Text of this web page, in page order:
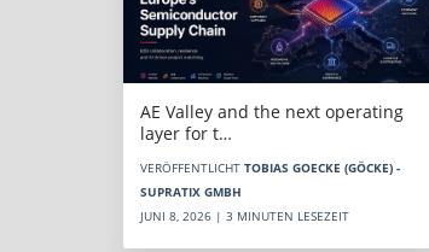
AE Valley and the next operating
layer for t…
VERÖFFENTLICHT TOBIAS GOECKE (GÖCKE) -
SUPRATIX GMBH
JUNI 8, 2026 | 3 MINUTEN LESEZEIT